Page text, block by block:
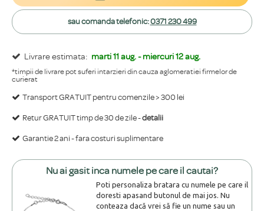
Livrare estimata: marti 11 aug. - miercuri 12 aug.
*timpii de livrare pot suferi intarzieri din cauza aglomeratiei firmelor de
curierat
Transport GRATUIT pentru comenzile > 300 lei
Retur GRATUIT timp de 30 de zile -detalii
Garantie 2 ani - fara costuri suplimentare
sau comanda telefonic:0371 230 499
Nu ai gasit inca numele pe care il cautai?
Poti personaliza bratara cu numele pe care il
doresti apasand butonul de mai jos. Nu
conteaza dacă vrei să fie un nume sau un